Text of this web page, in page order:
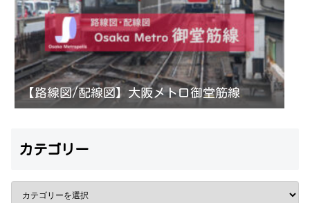
【路線図/配線図】大阪メトロ御堂筋線
カテゴリー